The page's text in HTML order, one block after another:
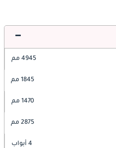
4945 مم
1845 مم
1470 مم
2875 مم
4 أبواب